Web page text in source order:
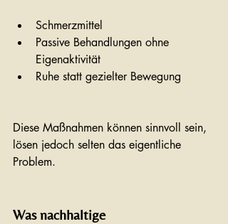
Schmerzmittel
Passive Behandlungen ohne
Eigenaktivität
Ruhe statt gezielter Bewegung
Diese Maßnahmen können sinnvoll sein,
lösen jedoch selten das eigentliche
Problem.
Was nachhaltige